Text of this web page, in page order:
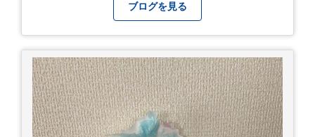
ブログを見る